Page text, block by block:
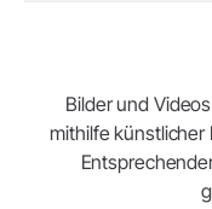
Bilder und
mithilfe künstlicher